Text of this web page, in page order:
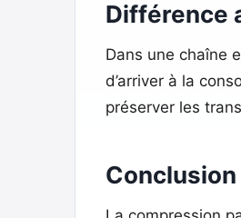
Différence
Dans une chaîne
d’arriver à la
préserver les
Conclusion